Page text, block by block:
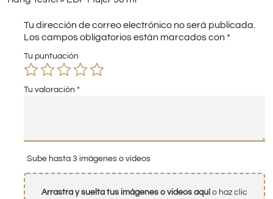
Tu dirección de correo electrónico no será publicada.
Los campos obligatorios están marcados con *
Tu puntuación
Tu valoración *
Sube hasta 3 imágenes o vídeos
Arrastra y suelta tus imágenes o videos aquío haz clic